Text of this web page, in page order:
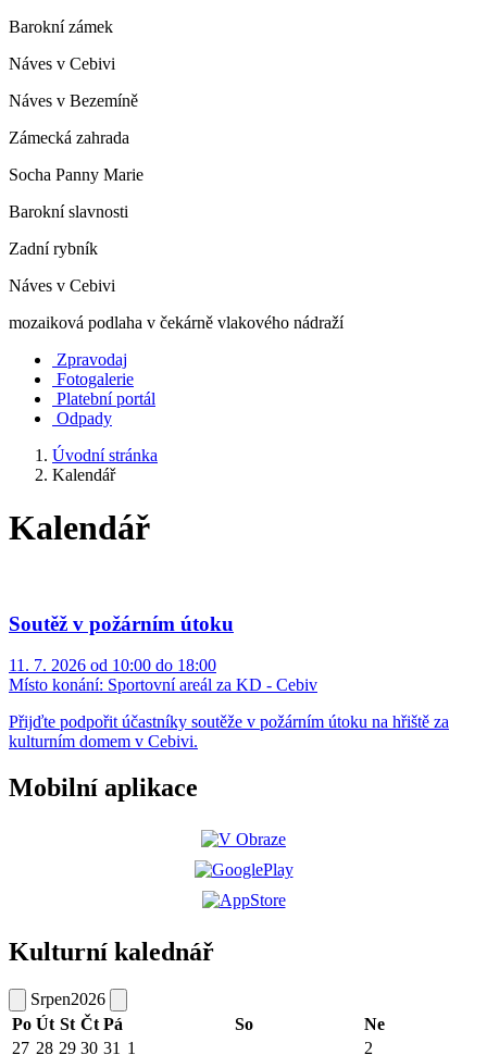
Barokní zámek
Náves v Cebivi
Náves v Bezemíně
Zámecká zahrada
Socha Panny Marie
Barokní slavnosti
Zadní rybník
Náves v Cebivi
mozaiková podlaha v čekárně vlakového nádraží
Zpravodaj
Fotogalerie
Platební portál
Odpady
Úvodní stránka
Kalendář
Kalendář
Soutěž v požárním útoku
11. 7. 2026 od 10:00 do 18:00
Místo konání: Sportovní areál za KD - Cebiv
Přijďte podpořit účastníky soutěže v požárním útoku na hřiště za
kulturním domem v Cebivi.
Mobilní aplikace
Kulturní kalednář
Srpen2026
Po Út St Čt Pá So
Ne
27 28 29 30 31 1 2